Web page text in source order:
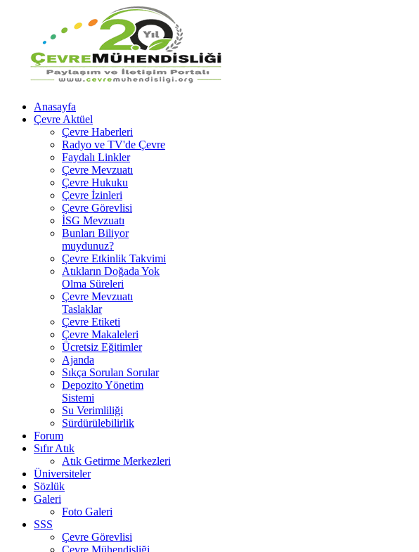
Anasayfa
Çevre Aktüel
Çevre Haberleri
Radyo ve TV'de Çevre
Faydalı Linkler
Çevre Mevzuatı
Çevre Hukuku
Çevre İzinleri
Çevre Görevlisi
İSG Mevzuatı
Bunları Biliyor
muydunuz?
Çevre Etkinlik Takvimi
Atıkların Doğada Yok
Olma Süreleri
Çevre Mevzuatı
Taslaklar
Çevre Etiketi
Çevre Makaleleri
Ücretsiz Eğitimler
Ajanda
Sıkça Sorulan Sorular
Depozito Yönetim
Sistemi
Su Verimliliği
Sürdürülebilirlik
Forum
Sıfır Atık
Atık Getirme Merkezleri
Üniversiteler
Sözlük
Galeri
Foto Galeri
SSS
Çevre Görevlisi
Çevre Mühendisliği